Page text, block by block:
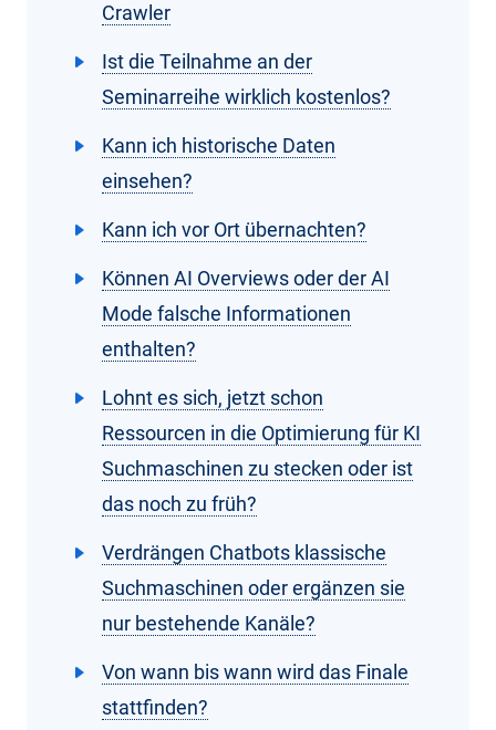
Crawler
Ist die Teilnahme an der
Seminarreihe wirklich kostenlos?
Kann ich historische Daten
einsehen?
Kann ich vor Ort übernachten?
Können AI Overviews oder der AI
Mode falsche Informationen
enthalten?
Lohnt es sich, jetzt schon
Ressourcen in die Optimierung für KI
Suchmaschinen zu stecken oder ist
das noch zu früh?
Verdrängen Chatbots klassische
Suchmaschinen oder ergänzen sie
nur bestehende Kanäle?
Von wann bis wann wird das Finale
stattfinden?